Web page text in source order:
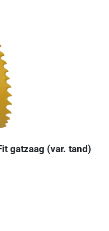
gatzaag (var. tand)